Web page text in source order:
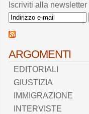
Iscriviti alla newsletter
ARGOMENTI
EDITORIALI
GIUSTIZIA
IMMIGRAZIONE
INTERVISTE